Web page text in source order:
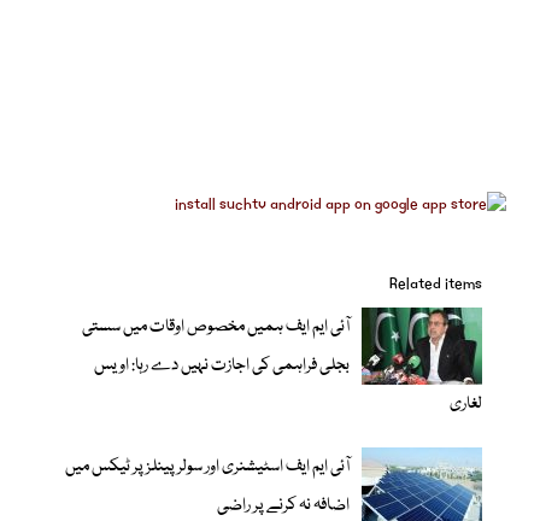
Related items
آئی ایم ایف ہمیں مخصوص اوقات میں سستی
بجلی فراہمی کی اجازت نہیں دے رہا: اویس
لغاری
آئی ایم ایف اسٹیشنری اور سولر پینلز پر ٹیکس میں
اضافہ نہ کرنے پر راضی